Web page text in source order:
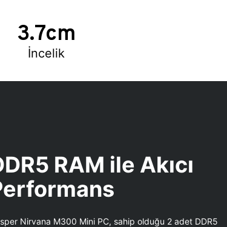
3.7cm
İncelik
RAM ile Akıcı
Nirvana M300 Mini PC, sahip olduğu 2 adet DDR5